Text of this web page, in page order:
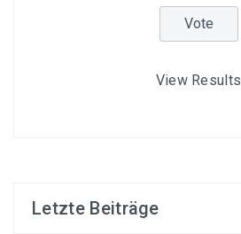
View Results
Letzte Beiträge